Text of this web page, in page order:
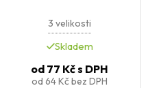
3 velikosti
Skladem
od 77 Kčs DPH
od 64 Kčbez DPH